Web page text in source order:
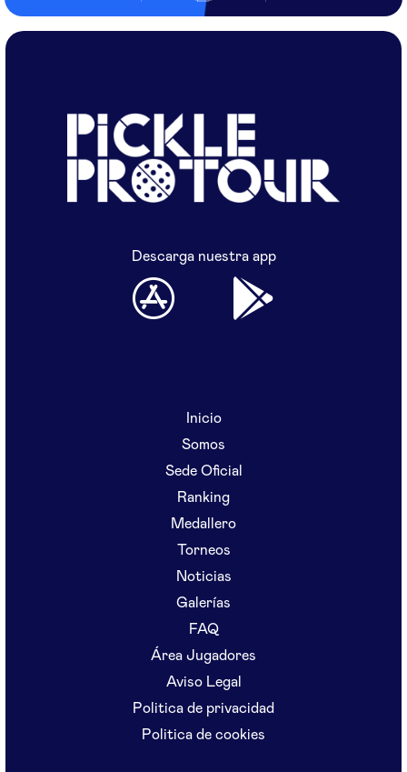
Descarga nuestra app
Inicio
Somos
Sede Oficial
Ranking
Medallero
Torneos
Noticias
Galerías
FAQ
Área Jugadores
Aviso Legal
Politica de privacidad
Politica de cookies